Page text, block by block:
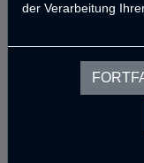
CMP 190
der Verarbeitung